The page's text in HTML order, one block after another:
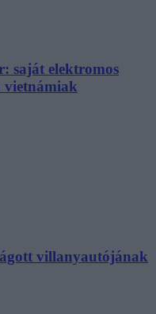
saját elektromos
villanyautójának